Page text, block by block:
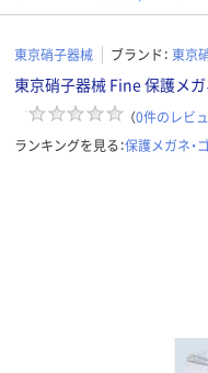
東京硝子器械 ブランド： 東京
東京硝子器械 Fine 保護メガ
（0件のレビ
ランキングを見る：保護メガネ・